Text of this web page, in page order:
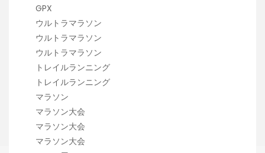
GPX
ウルトラマラソン
ウルトラマラソン
ウルトラマラソン
トレイルランニング
トレイルランニング
マラソン
マラソン大会
マラソン大会
マラソン大会